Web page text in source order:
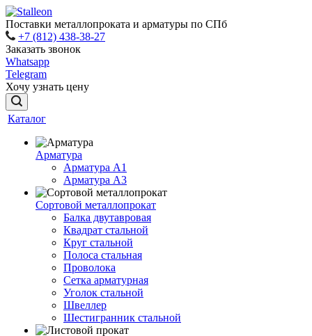
Поставки металлопроката и арматуры по СПб
+7 (812) 438-38-27
Заказать звонок
Whatsapp
Telegram
Хочу узнать цену
Каталог
Арматура
Арматура A1
Арматура А3
Сортовой металлопрокат
Балка двутавровая
Квадрат стальной
Круг стальной
Полоса стальная
Проволока
Сетка арматурная
Уголок стальной
Швеллер
Шестигранник стальной